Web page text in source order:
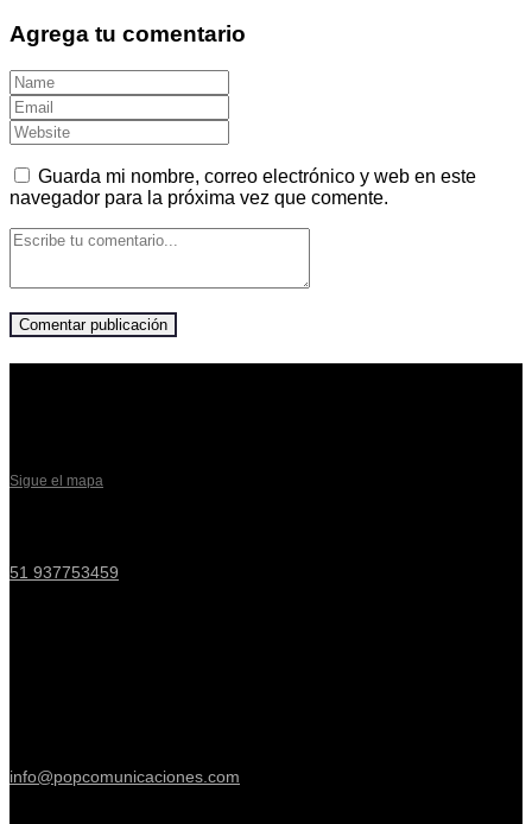
Agrega tu comentario
Guarda mi nombre, correo electrónico y web en este
navegador para la próxima vez que comente.
Sigue el mapa
51 937753459
info@popcomunicaciones.com